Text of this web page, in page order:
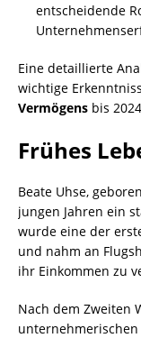
entscheidende
Eine detaillierte
wichtige
Vermögens bis
Frühes
Beate Uhse,
jungen Jahren ein
wurde eine der
und nahm an
ihr Einkommen zu
Nach dem Zweiten
unternehmerischen